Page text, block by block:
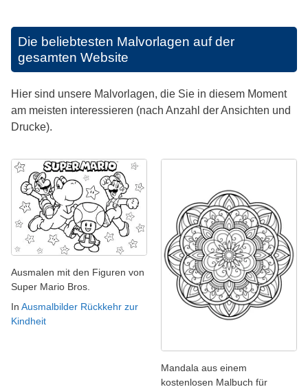
Die beliebtesten Malvorlagen auf der
gesamten Website
Hier sind unsere Malvorlagen, die Sie in diesem Moment
am meisten interessieren (nach Anzahl der Ansichten und
Drucke).
Ausmalen mit den Figuren von
Super Mario Bros.
In Ausmalbilder Rückkehr zur
Kindheit
Mandala aus einem
kostenlosen Malbuch für